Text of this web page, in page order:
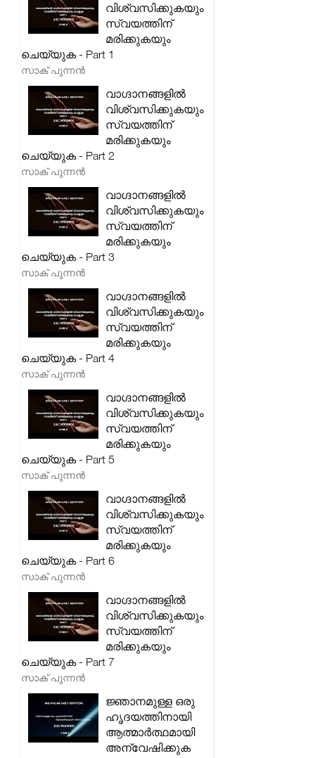
വിശ്വസിക്കുകയും
സ്വയത്തിന്
മരിക്കുകയും
ചെയ്യുക - Part 1
സാക് പുന്നൻ
വാഗ്ദാനങ്ങളിൽ
വിശ്വസിക്കുകയും
സ്വയത്തിന്
മരിക്കുകയും
ചെയ്യുക - Part 2
സാക് പുന്നൻ
വാഗ്ദാനങ്ങളിൽ
വിശ്വസിക്കുകയും
സ്വയത്തിന്
മരിക്കുകയും
ചെയ്യുക - Part 3
സാക് പുന്നൻ
വാഗ്ദാനങ്ങളിൽ
വിശ്വസിക്കുകയും
സ്വയത്തിന്
മരിക്കുകയും
ചെയ്യുക - Part 4
സാക് പുന്നൻ
വാഗ്ദാനങ്ങളിൽ
വിശ്വസിക്കുകയും
സ്വയത്തിന്
മരിക്കുകയും
ചെയ്യുക - Part 5
സാക് പുന്നൻ
വാഗ്ദാനങ്ങളിൽ
വിശ്വസിക്കുകയും
സ്വയത്തിന്
മരിക്കുകയും
ചെയ്യുക - Part 6
സാക് പുന്നൻ
വാഗ്ദാനങ്ങളിൽ
വിശ്വസിക്കുകയും
സ്വയത്തിന്
മരിക്കുകയും
ചെയ്യുക - Part 7
സാക് പുന്നൻ
ജ്ഞാനമുള്ള ഒരു
ഹൃദയത്തിനായി
ആത്മാർത്ഥമായി
അന്വേഷിക്കുക